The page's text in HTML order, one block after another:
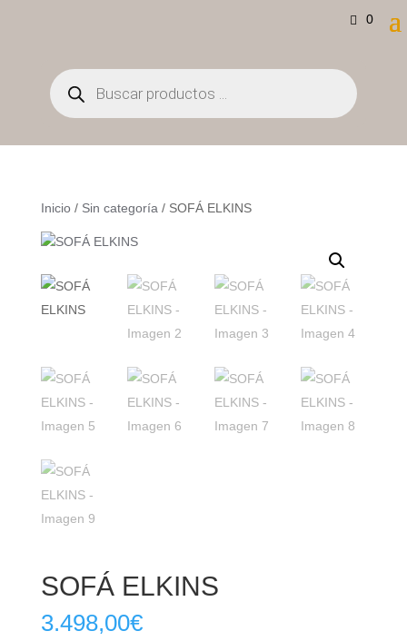
0
Búsqueda
de
productos
Inicio/ Sin categoría / SOFÁ ELKINS
SOFÁ ELKINS
3.498,00€